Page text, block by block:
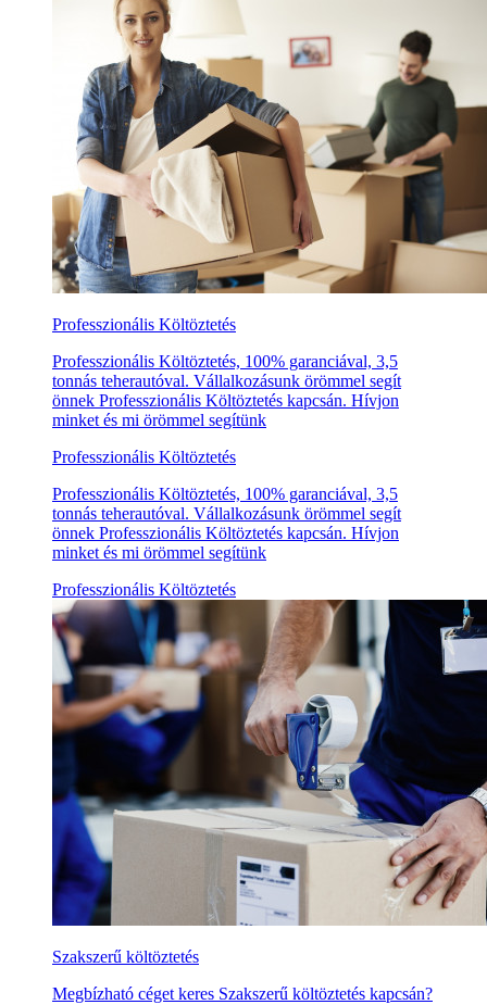
Professzionális Költöztetés
Professzionális Költöztetés, 100% garanciával, 3,5
tonnás teherautóval. Vállalkozásunk örömmel segít
önnek Professzionális Költöztetés kapcsán. Hívjon
minket és mi örömmel segítünk
Professzionális Költöztetés
Professzionális Költöztetés, 100% garanciával, 3,5
tonnás teherautóval. Vállalkozásunk örömmel segít
önnek Professzionális Költöztetés kapcsán. Hívjon
minket és mi örömmel segítünk
Professzionális Költöztetés
Szakszerű költöztetés
Megbízható céget keres Szakszerű költöztetés kapcsán?